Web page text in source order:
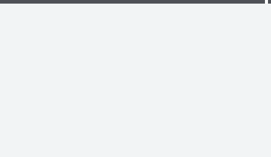
Контакты для СМИ